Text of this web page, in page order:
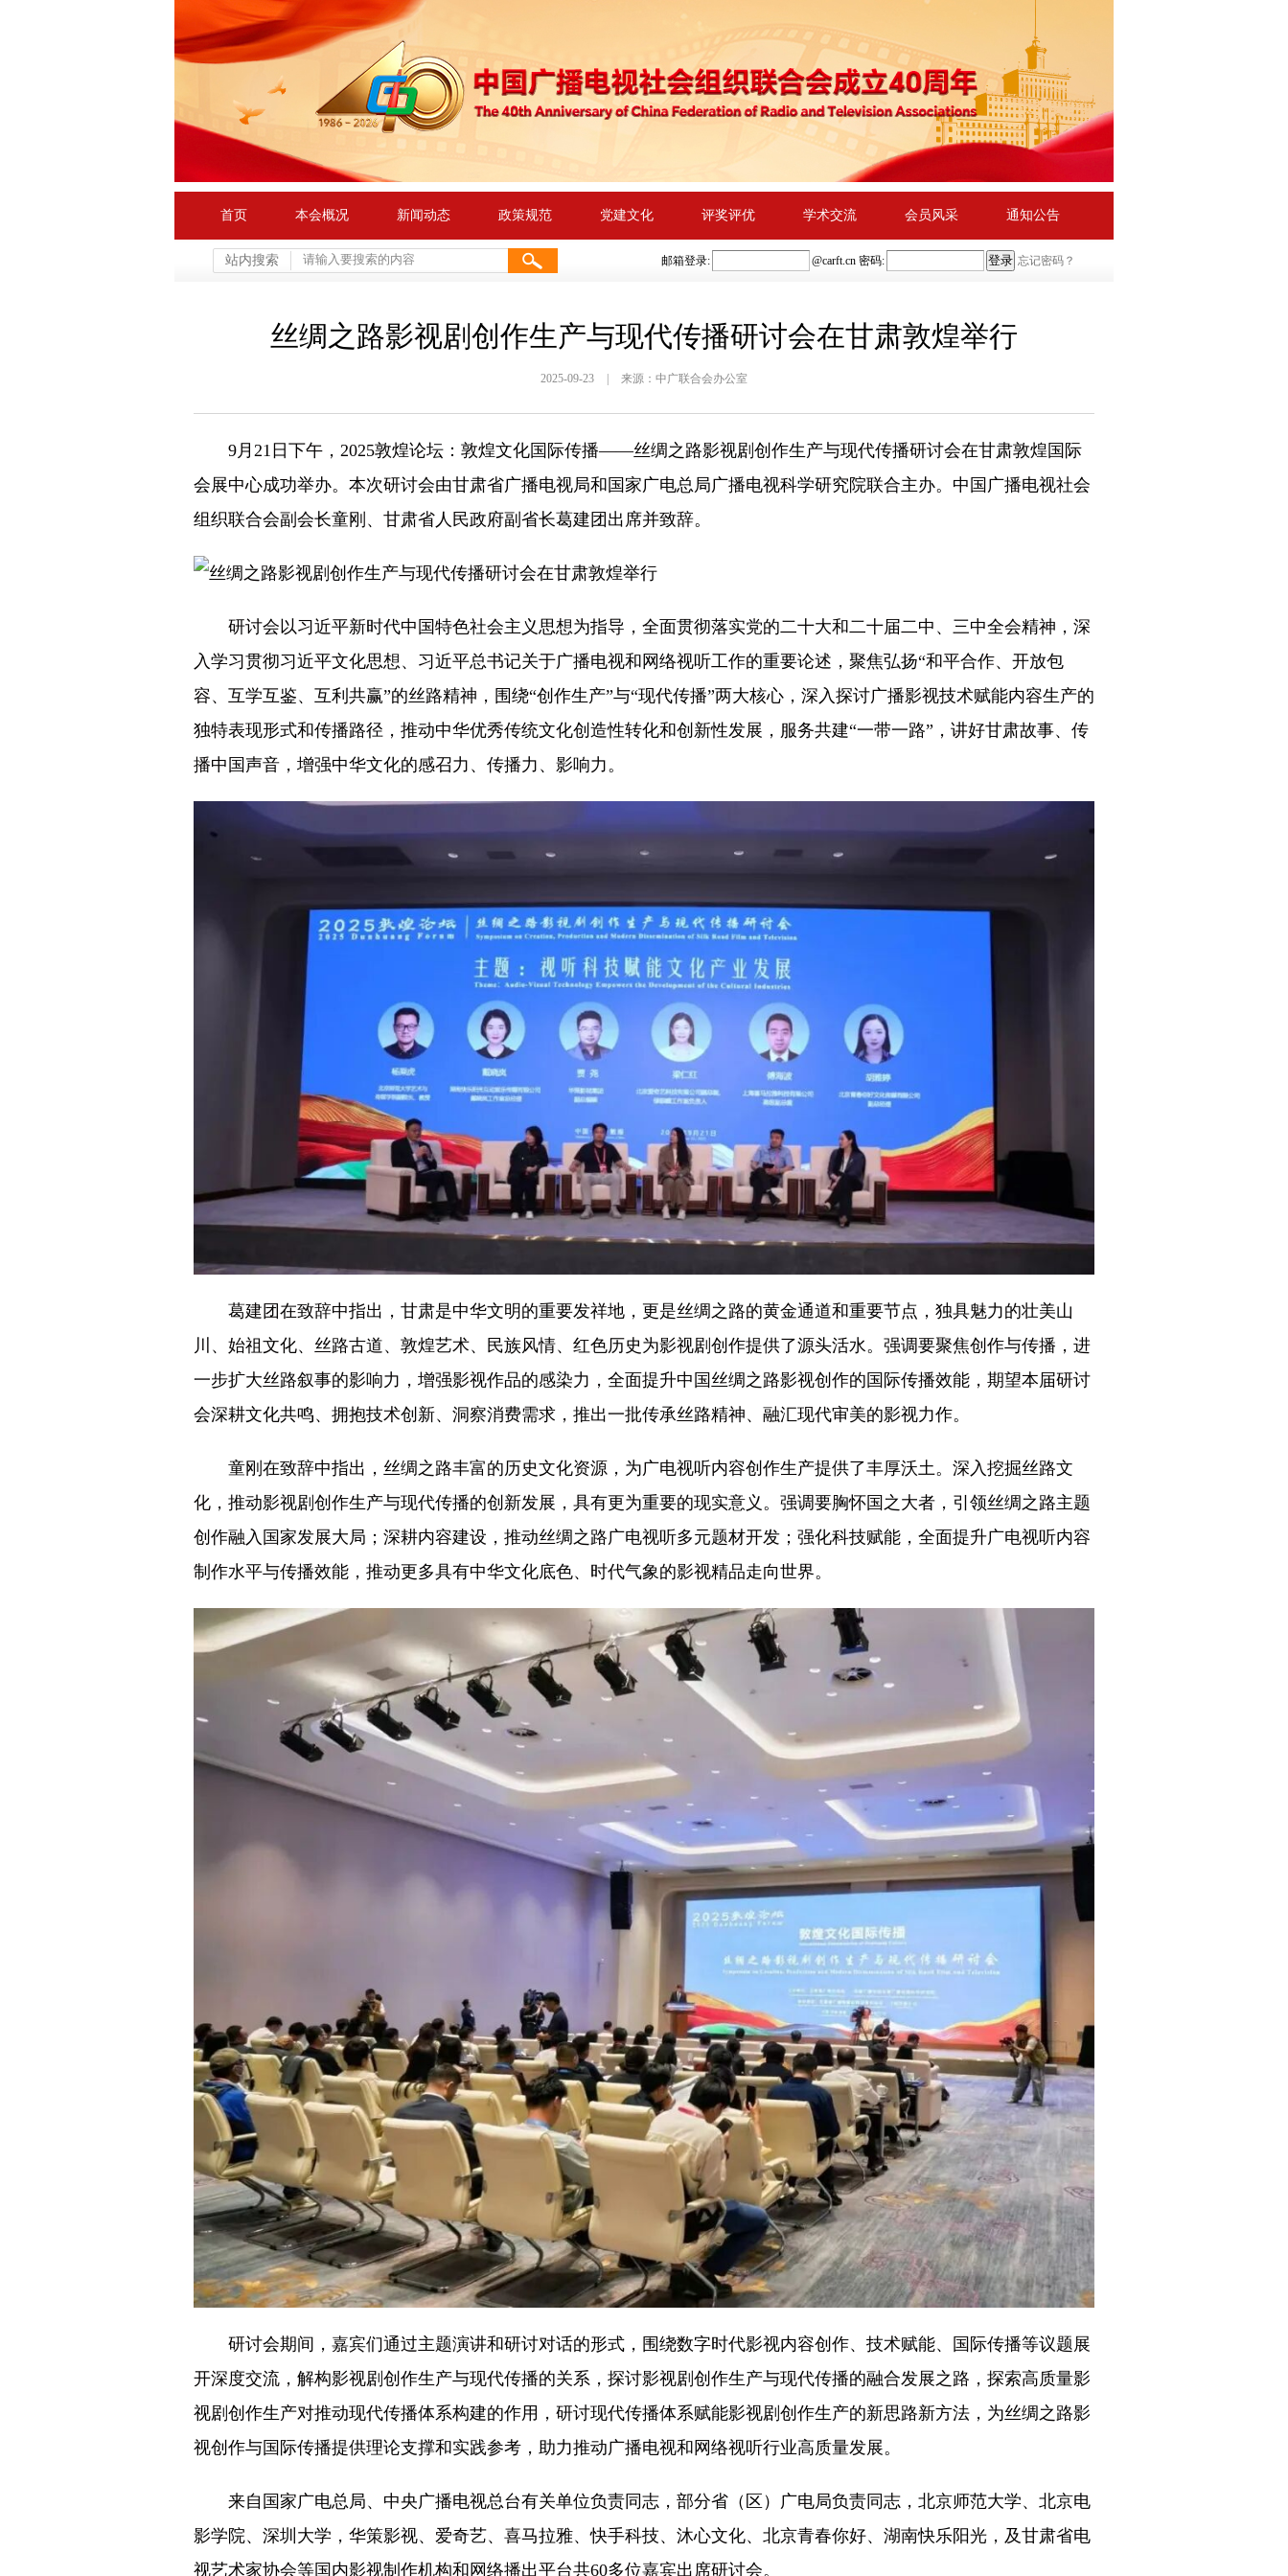
首页 本会概况 新闻动态 政策规范 党建文化 评奖评优 学术交流 会员风采 通知公告
邮箱登录: @carft.cn 密码: 忘记密码？
站内搜索
丝绸之路影视剧创作生产与现代传播研讨会在甘肃敦煌举行
2025-09-23 来源：中广联合会办公室
9月21日下午，2025敦煌论坛：敦煌文化国际传播——丝绸之路影视剧创作生产与现代传播研讨会在甘肃敦煌国际
会展中心成功举办。本次研讨会由甘肃省广播电视局和国家广电总局广播电视科学研究院联合主办。中国广播电视社会
组织联合会副会长童刚、甘肃省人民政府副省长葛建团出席并致辞。
研讨会以习近平新时代中国特色社会主义思想为指导，全面贯彻落实党的二十大和二十届二中、三中全会精神，深
入学习贯彻习近平文化思想、习近平总书记关于广播电视和网络视听工作的重要论述，聚焦弘扬“和平合作、开放包
容、互学互鉴、互利共赢”的丝路精神，围绕“创作生产”与“现代传播”两大核心，深入探讨广播影视技术赋能内容生产的
独特表现形式和传播路径，推动中华优秀传统文化创造性转化和创新性发展，服务共建“一带一路”，讲好甘肃故事、传
播中国声音，增强中华文化的感召力、传播力、影响力。
葛建团在致辞中指出，甘肃是中华文明的重要发祥地，更是丝绸之路的黄金通道和重要节点，独具魅力的壮美山
川、始祖文化、丝路古道、敦煌艺术、民族风情、红色历史为影视剧创作提供了源头活水。强调要聚焦创作与传播，进
一步扩大丝路叙事的影响力，增强影视作品的感染力，全面提升中国丝绸之路影视创作的国际传播效能，期望本届研讨
会深耕文化共鸣、拥抱技术创新、洞察消费需求，推出一批传承丝路精神、融汇现代审美的影视力作。
童刚在致辞中指出，丝绸之路丰富的历史文化资源，为广电视听内容创作生产提供了丰厚沃土。深入挖掘丝路文
化，推动影视剧创作生产与现代传播的创新发展，具有更为重要的现实意义。强调要胸怀国之大者，引领丝绸之路主题
创作融入国家发展大局；深耕内容建设，推动丝绸之路广电视听多元题材开发；强化科技赋能，全面提升广电视听内容
制作水平与传播效能，推动更多具有中华文化底色、时代气象的影视精品走向世界。
研讨会期间，嘉宾们通过主题演讲和研讨对话的形式，围绕数字时代影视内容创作、技术赋能、国际传播等议题展
开深度交流，解构影视剧创作生产与现代传播的关系，探讨影视剧创作生产与现代传播的融合发展之路，探索高质量影
视剧创作生产对推动现代传播体系构建的作用，研讨现代传播体系赋能影视剧创作生产的新思路新方法，为丝绸之路影
视创作与国际传播提供理论支撑和实践参考，助力推动广播电视和网络视听行业高质量发展。
来自国家广电总局、中央广播电视总台有关单位负责同志，部分省（区）广电局负责同志，北京师范大学、北京电
影学院、深圳大学，华策影视、爱奇艺、喜马拉雅、快手科技、沐心文化、北京青春你好、湖南快乐阳光，及甘肃省电
视艺术家协会等国内影视制作机构和网络播出平台共60多位嘉宾出席研讨会。